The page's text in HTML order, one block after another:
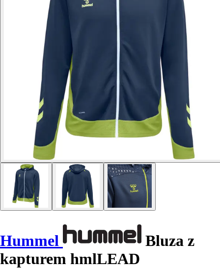
Hummel
Bluza z
kapturem hmlLEAD